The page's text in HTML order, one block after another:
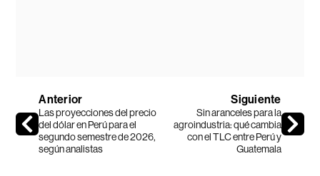
Anterior
Las proyecciones del precio
del dólar en Perú para el
segundo semestre de 2026,
según analistas
Siguiente
Sin aranceles para la
agroindustria: qué cambia
con el TLC entre Perú y
Guatemala